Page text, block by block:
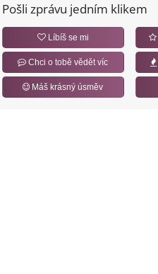
Pošli zprávu jedním klikem
Líbíš se mi
Chci o tobě vědět víc
Máš krásný úsměv